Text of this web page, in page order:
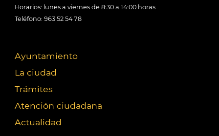
Horarios: lunes a viernes de 8:30 a 14:00 horas
Teléfono: 963 52 54 78
Ayuntamiento
La ciudad
Trámites
Atención ciudadana
Actualidad